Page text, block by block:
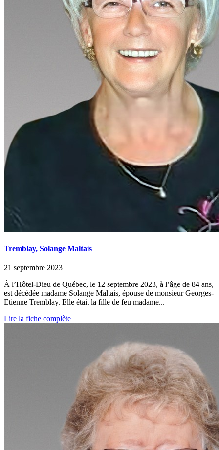
Tremblay, Solange Maltais
21 septembre 2023
À l’Hôtel-Dieu de Québec, le 12 septembre 2023, à l’âge de 84 ans,
est décédée madame Solange Maltais, épouse de monsieur Georges-
Etienne Tremblay. Elle était la fille de feu madame...
Lire la fiche complète